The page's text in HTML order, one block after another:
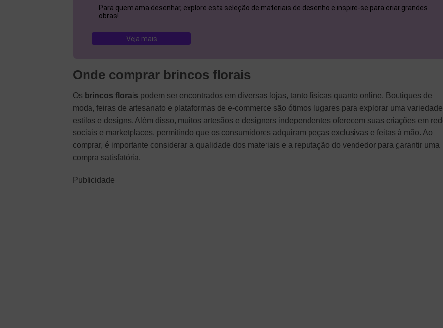
Para quem ama desenhar, explore esta seleção de materiais de desenho e inspire-se para criar grandes
obras!
Veja mais
Onde comprar brincos florais
Os brincos florais podem ser encontrados em diversas lojas, tanto físicas quanto online. Boutiques de
moda, feiras de artesanato e plataformas de e-commerce são ótimos lugares para explorar uma
estilos e designs. Além disso, muitos artesãos e designers independentes oferecem suas criações em
sociais e marketplaces, permitindo que os consumidores adquiram peças exclusivas e feitas à mão. Ao
comprar, é importante considerar a qualidade dos materiais e a reputação do vendedor para garantir uma
compra satisfatória.
Publicidade